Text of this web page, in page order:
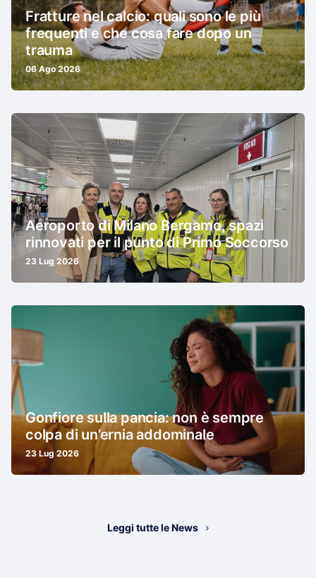
Fratture nel calcio: quali sono le più
frequenti e che cosa fare dopo un
trauma
06 Ago 2026
Aeroporto di Milano Bergamo, spazi
rinnovati per il punto di Primo Soccorso
23 Lug 2026
Gonfiore sulla pancia: non è sempre
colpa di un’ernia addominale
23 Lug 2026
Leggi tutte le News